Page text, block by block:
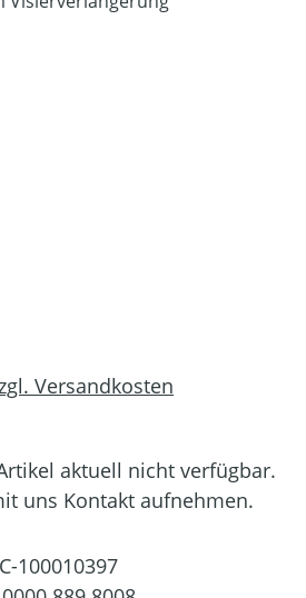
Versandkosten
aktuell nicht verfügbar.
uns Kontakt aufnehmen.
100010397